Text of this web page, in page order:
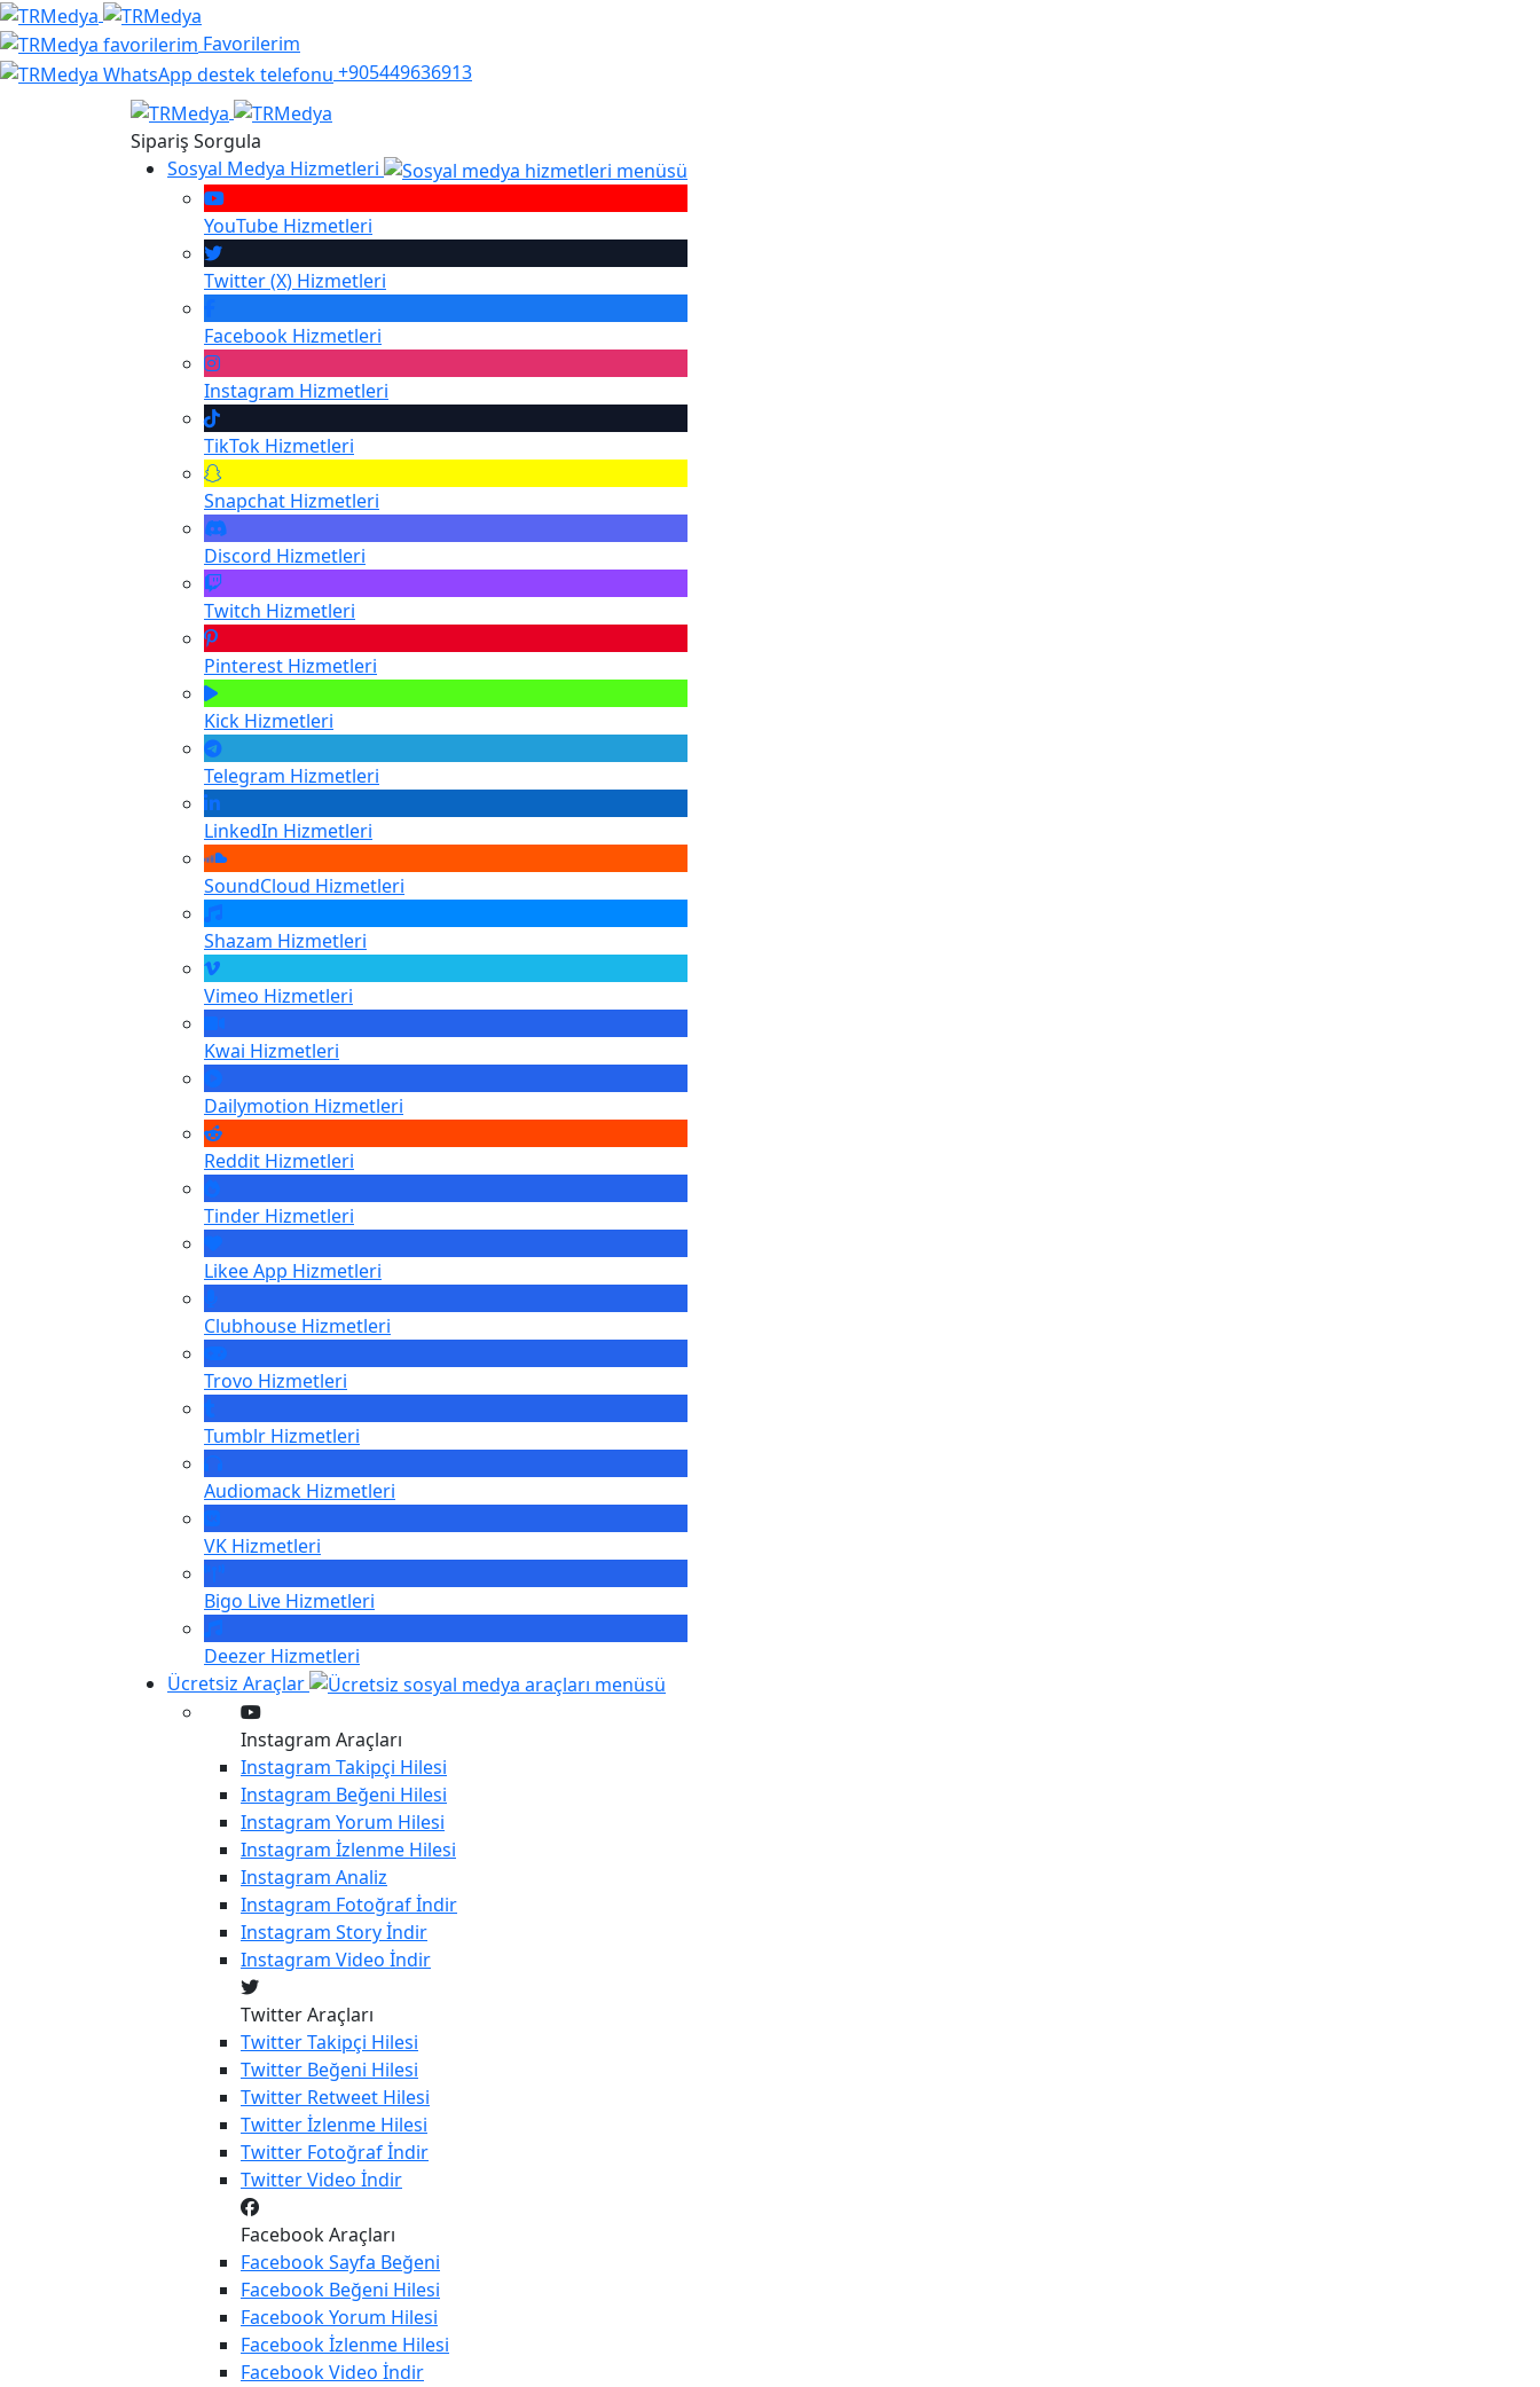
Favorilerim
+905449636913
Sipariş Sorgula
Sosyal Medya Hizmetleri
YouTube Hizmetleri
Twitter (X) Hizmetleri
Facebook Hizmetleri
Instagram Hizmetleri
TikTok Hizmetleri
Snapchat Hizmetleri
Discord Hizmetleri
Twitch Hizmetleri
Pinterest Hizmetleri
Kick Hizmetleri
Telegram Hizmetleri
LinkedIn Hizmetleri
SoundCloud Hizmetleri
Shazam Hizmetleri
Vimeo Hizmetleri
Kwai Hizmetleri
Dailymotion Hizmetleri
Reddit Hizmetleri
Tinder Hizmetleri
Likee App Hizmetleri
Clubhouse Hizmetleri
Trovo Hizmetleri
Tumblr Hizmetleri
Audiomack Hizmetleri
VK Hizmetleri
Bigo Live Hizmetleri
Deezer Hizmetleri
Ücretsiz Araçlar
Instagram Araçları
Instagram Takipçi Hilesi
Instagram Beğeni Hilesi
Instagram Yorum Hilesi
Instagram İzlenme Hilesi
Instagram Analiz
Instagram Fotoğraf İndir
Instagram Story İndir
Instagram Video İndir
Twitter Araçları
TwitterTakipçi Hilesi
Twitter Beğeni Hilesi
Twitter Retweet Hilesi
Twitterİzlenme Hilesi
Twitter Fotoğraf İndir
TwitterVideo İndir
Facebook Araçları
FacebookSayfa Beğeni
Facebook Beğeni Hilesi
FacebookYorum Hilesi
Facebookİzlenme Hilesi
FacebookVideo İndir